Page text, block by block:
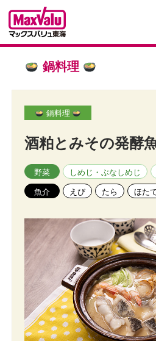
鍋料理
鍋料理
酒粕とみその発酵
野菜 しめじ・ぶなしめじ
魚介 えび たら ほた